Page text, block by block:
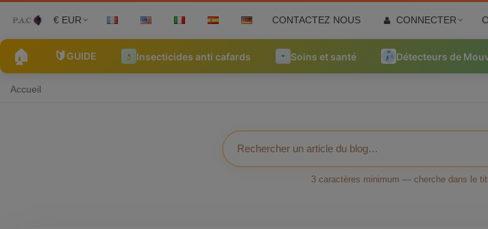
€ EUR CONTACTEZ NOUS CONNECTER
🏠 🔰GUIDE Insecticides anti cafards Soins et santé Détecteurs de
Accueil
3 caractères minimum — cherche dans le